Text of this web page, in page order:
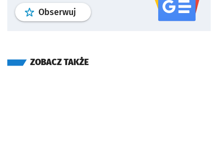
Obserwuj profil serwisu
ZOBACZ TAKŻE